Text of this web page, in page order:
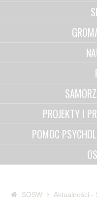
PROJEKTY I
POMOC
SOSW Aktualności -